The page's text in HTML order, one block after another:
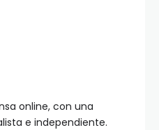
online, con una
e independiente.